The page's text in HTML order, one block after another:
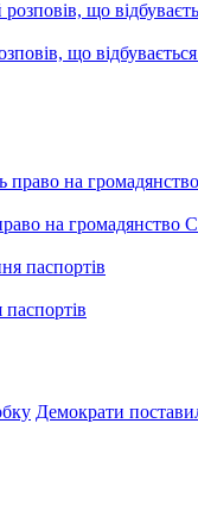
що
на
Демократи